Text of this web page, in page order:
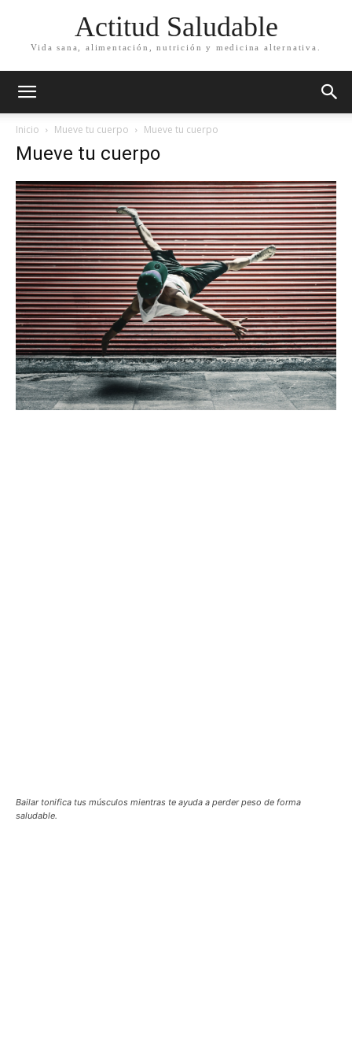
Actitud Saludable
Vida sana, alimentación, nutrición y medicina alternativa.
Inicio Mueve tu cuerpo Mueve tu cuerpo
Mueve tu cuerpo
Bailar tonifica tus músculos mientras te ayuda a perder peso de forma
saludable.